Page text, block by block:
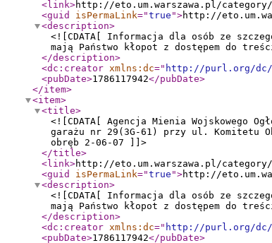
<link>http://eto.um.warszawa.pl/category/
<guid
isPermaLink="true ">http://
<description>
<![CDATA[ Informacja dla osób ze
mają Państwo kłopot z dostępem do
</description>
<dc:creator xmlns:dc=" http://purl.org/dc/
<pubDate>1786117942</pubDate>
</item>
<item>
<title>
<![CDATA[ Agencja Mienia Wojskowego
garażu nr 29(3G-61) przy ul. Komitetu
obręb 2-06-07 ]]>
</title>
<link>http://eto.um.warszawa.pl/category/
<guid
isPermaLink="true ">http://
<description>
<![CDATA[ Informacja dla osób ze
mają Państwo kłopot z dostępem do
</description>
<dc:creator xmlns:dc=" http://purl.org/dc/
<pubDate>1786117942</pubDate>